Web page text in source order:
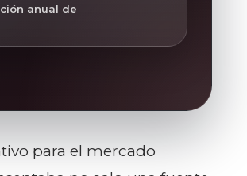
anual de
para el mercado